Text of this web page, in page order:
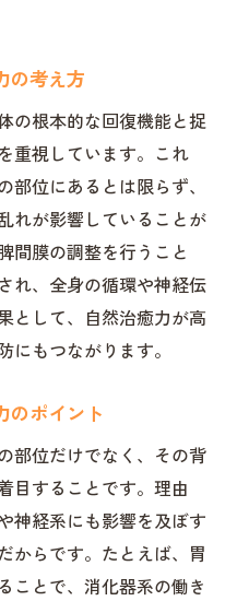
の考え方
の根本的な回復機能と捉
重視しています。これ
位にあるとは限らず、
れが影響していることが
間膜の調整を行うこと
れ、全身の循環や神経伝
として、自然治癒力が高
にもつながります。
のポイント
部位だけでなく、その背
目することです。理由
神経系にも影響を及ぼす
からです。たとえば、胃
ことで、消化器系の働き